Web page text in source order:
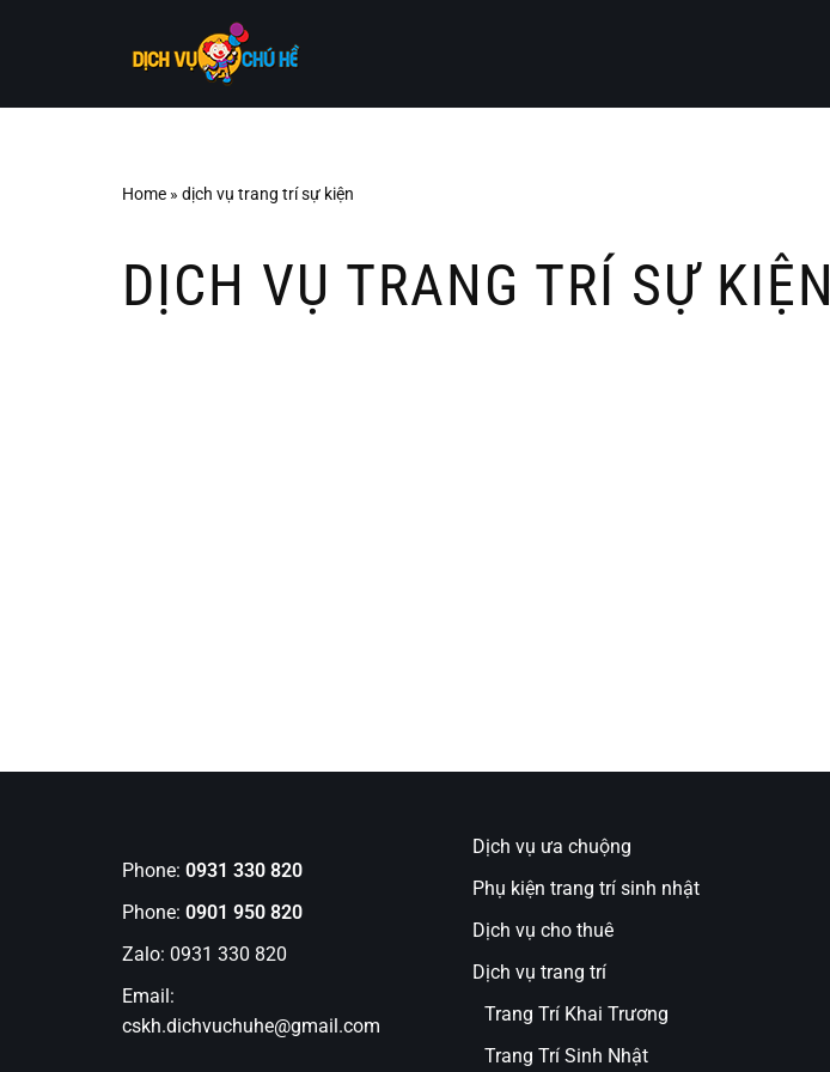
Home » dịch vụ trang trí sự kiện
DỊCH VỤ TRANG TRÍ SỰ KIỆN
Phone: 0931 330 820
Phone: 0901 950 820
Zalo: 0931 330 820
Email:
cskh.dichvuchuhe@gmail.com
Dịch vụ ưa chuộng
Phụ kiện trang trí sinh nhật
Dịch vụ cho thuê
Dịch vụ trang trí
Trang Trí Khai Trương
Trang Trí Sinh Nhật